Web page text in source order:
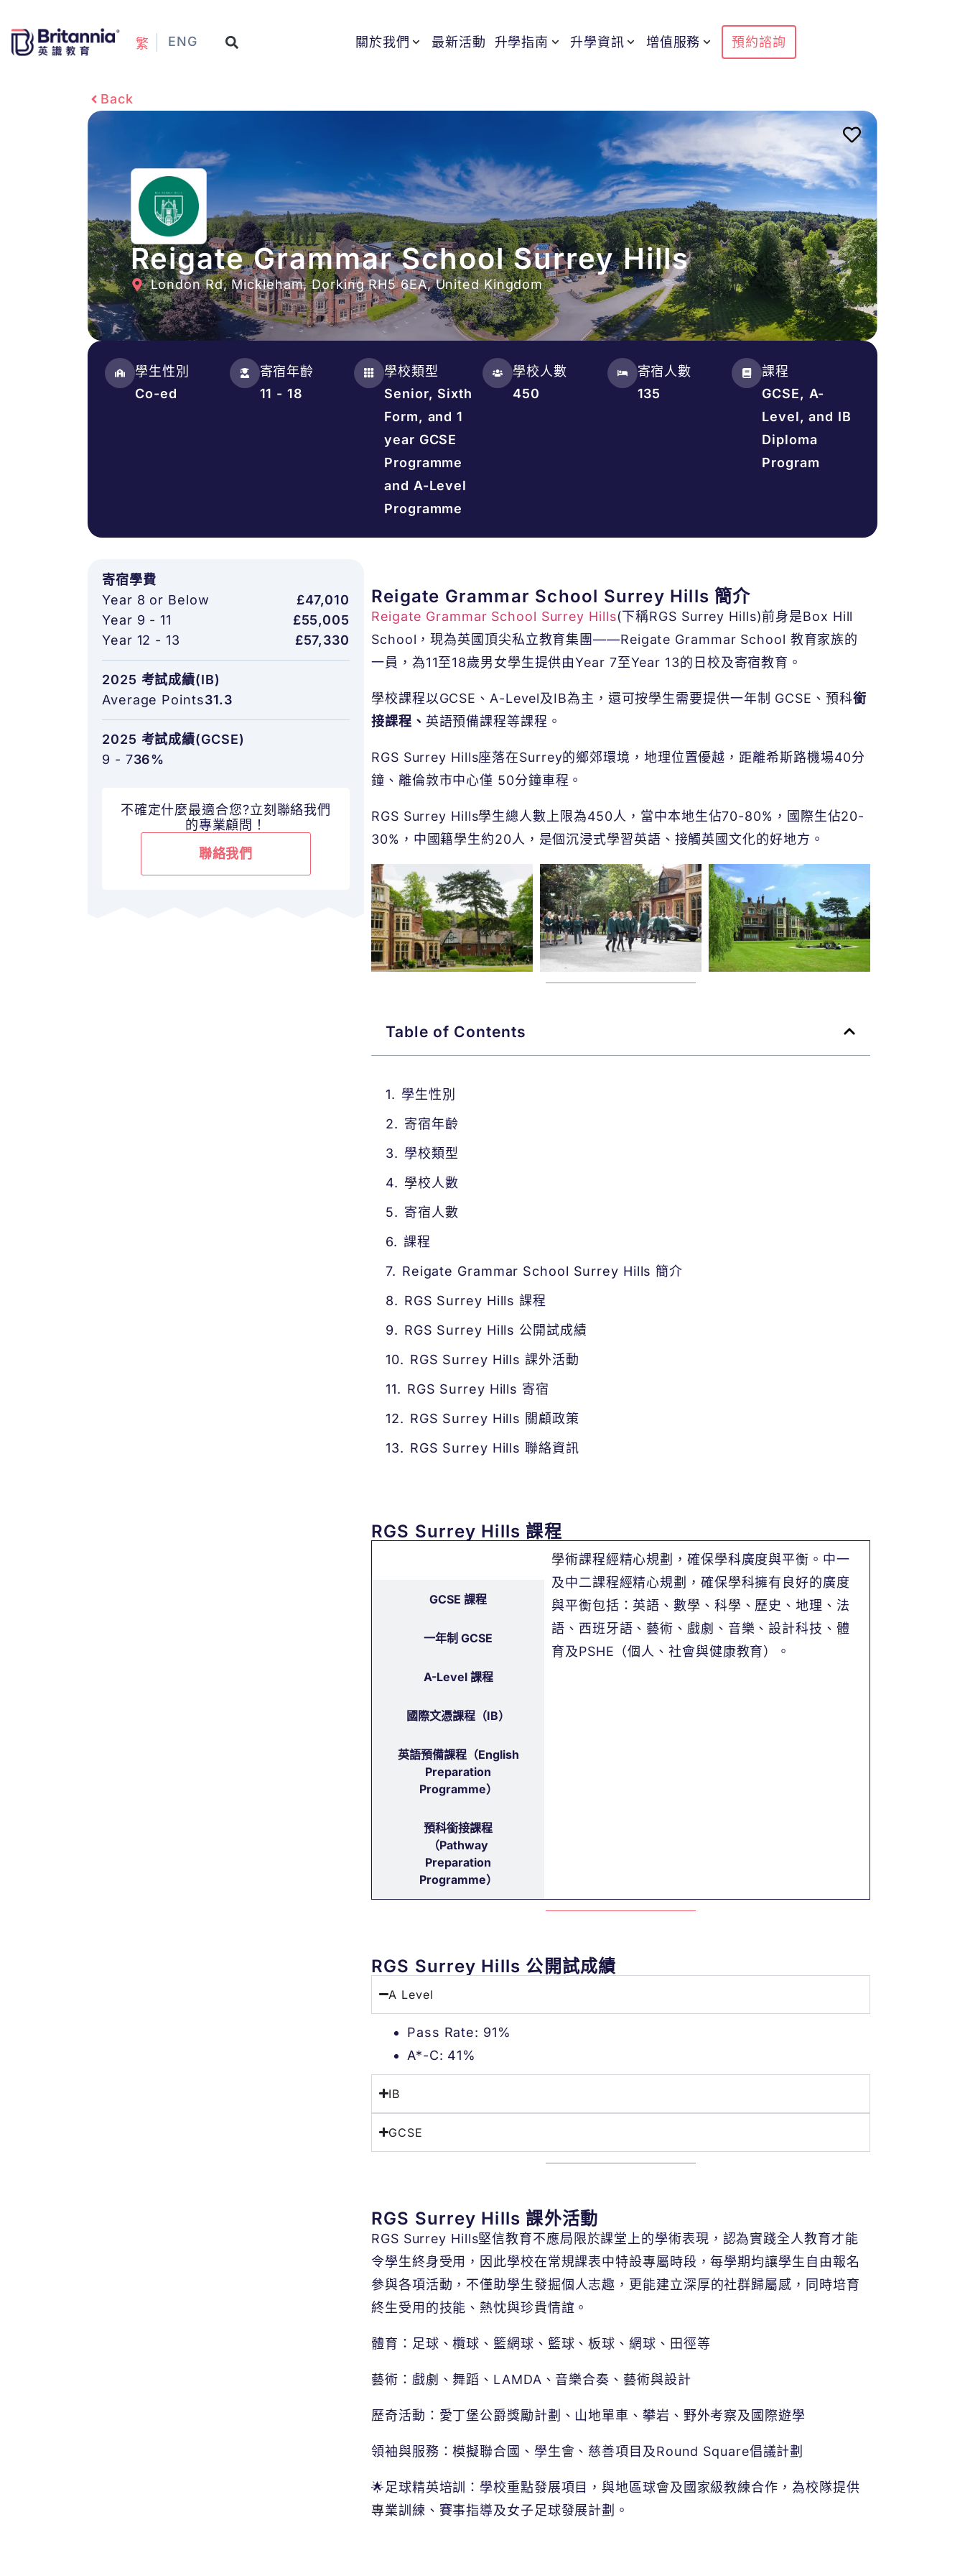
繁 ENG 關於我們 最新活動 升學指南 升學資訊 增值服務 預約諮詢
Back
Reigate Grammar School Surrey Hills
London Rd, Mickleham, Dorking RH5 6EA, United Kingdom
學生性別
Co-ed
寄宿年齡
11 - 18
學校類型
Senior, Sixth
Form, and 1
year GCSE
Programme
and A-Level
Programme
學校人數
450
寄宿人數
135
課程
GCSE, A-
Level, and IB
Diploma
Program
寄宿學費
Year 8 or Below
£47,010
Year 9 - 11
£55,005
Year 12 - 13
£57,330
2025 考試成績(IB)
Average Points31.3
2025 考試成績(GCSE)
9 - 736%
不確定什麼最適合您?立刻聯絡我們
的專業顧問！
聯絡我們
Reigate Grammar School Surrey Hills 簡介
Reigate Grammar School Surrey Hills(下稱RGS Surrey Hills)前身是Box Hill
School，現為英國頂尖私立教育集團——Reigate Grammar School 教育家族的
一員，為11至18歲男女學生提供由Year 7至Year 13的 日校及寄宿教育。
學校課程以GCSE、A-Level及IB為主，還可按學生需要提供一年制 GCSE、預科銜
接課程、 英語預備課程等課程。
RGS Surrey Hills座落在Surrey的鄉郊環境，地理位置優越，距離希斯路機場40分
鐘、離倫敦市中心僅 50分鐘車程。
RGS Surrey Hills學生總人數上限為450人，當中本地生佔70-80%，國際生佔20-
30%，中國籍學生約20人，是個沉浸式學習英語、接觸英國文化的好地方。
Table of Contents
學生性別
寄宿年齡
學校類型
學校人數
寄宿人數
課程
Reigate Grammar School Surrey Hills 簡介
RGS Surrey Hills 課程
RGS Surrey Hills 公開試成績
RGS Surrey Hills 課外活動
RGS Surrey Hills 寄宿
RGS Surrey Hills 關顧政策
RGS Surrey Hills 聯絡資訊
RGS Surrey Hills 課程
GCSE 課程
一年制 GCSE
A-Level 課程
國際文憑課程（IB）
英語預備課程（English
Preparation
Programme）
預科銜接課程
（Pathway
Preparation
Programme）
學術課程經精心規劃，確保學科廣度與平衡。中一
及中二課程經精心規劃，確保學科擁有良好的廣度
與平衡包括：英語、數學、科學、歷史、地理、法
語、西班牙語、藝術、戲劇、音樂、設計科技、體
育及PSHE （個人、社會與健康教育）。
RGS Surrey Hills 公開試成績
A Level
Pass Rate: 91%
A*-C: 41%
IB
GCSE
RGS Surrey Hills 課外活動
RGS Surrey Hills堅信教育不應局限於課堂上的學術表現，認為實踐全人教育才能
令學生終身受用，因此學校在常規課表中特設專屬時段，每學期均讓學生自由報名
參與各項活動， 不僅助學生發掘個人志趣，更能建立深厚的社群歸屬感，同時培育
終生受用的技能、熱忱與珍貴情誼。
體育：足球、欖球、籃網球、籃球、板球、網球、田徑等
藝術：戲劇、舞蹈、LAMDA、音樂合奏、藝術與設計
歷奇活動：愛丁堡公爵獎勵計劃、山地單車、攀岩、野外考察及國際遊學
領袖與服務：模擬聯合國、學生會、慈善項目及Round Square倡議計劃
🌟足球精英培訓：學校重點發展項目，與地區球會及國家級教練合作，為校隊提供
專業訓練、賽事指導及女子足球發展計劃。